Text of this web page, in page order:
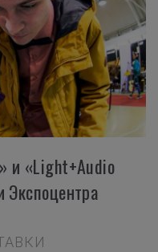
и «Light+Audio
Экспоцентра